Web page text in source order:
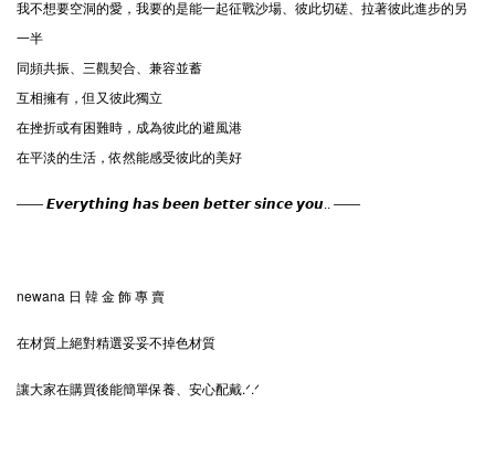
我不想要空洞的愛，我要的是能一起征戰沙場、彼此切磋、拉著彼此進步的另
一半
同頻共振、三觀契合、兼容並蓄
互相擁有，但又彼此獨立
在挫折或有困難時，成為彼此的避風港
在平淡的生活，依然能感受彼此的美好
—— 𝙀𝙫𝙚𝙧𝙮𝙩𝙝𝙞𝙣𝙜 𝙝𝙖𝙨 𝙗𝙚𝙚𝙣 𝙗𝙚𝙩𝙩𝙚𝙧 𝙨𝙞𝙣𝙘𝙚 𝙮𝙤𝙪.. ——
newana 日 韓 金 飾 專 賣
在材質上絕對精選妥妥不掉色材質
讓大家在購買後能簡單保養、安心配戴.ᐟ‪‪‪.ᐟ